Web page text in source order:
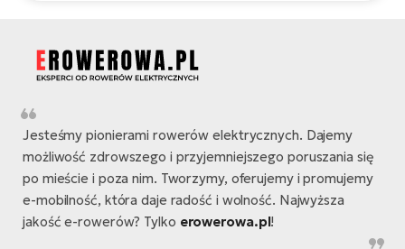
Jesteśmy pionierami rowerów elektrycznych. Dajemy
możliwość zdrowszego i przyjemniejszego poruszania się
po mieście i poza nim. Tworzymy, oferujemy i promujemy
e-mobilność, która daje radość i wolność. Najwyższa
jakość e-rowerów? Tylko erowerowa.pl!